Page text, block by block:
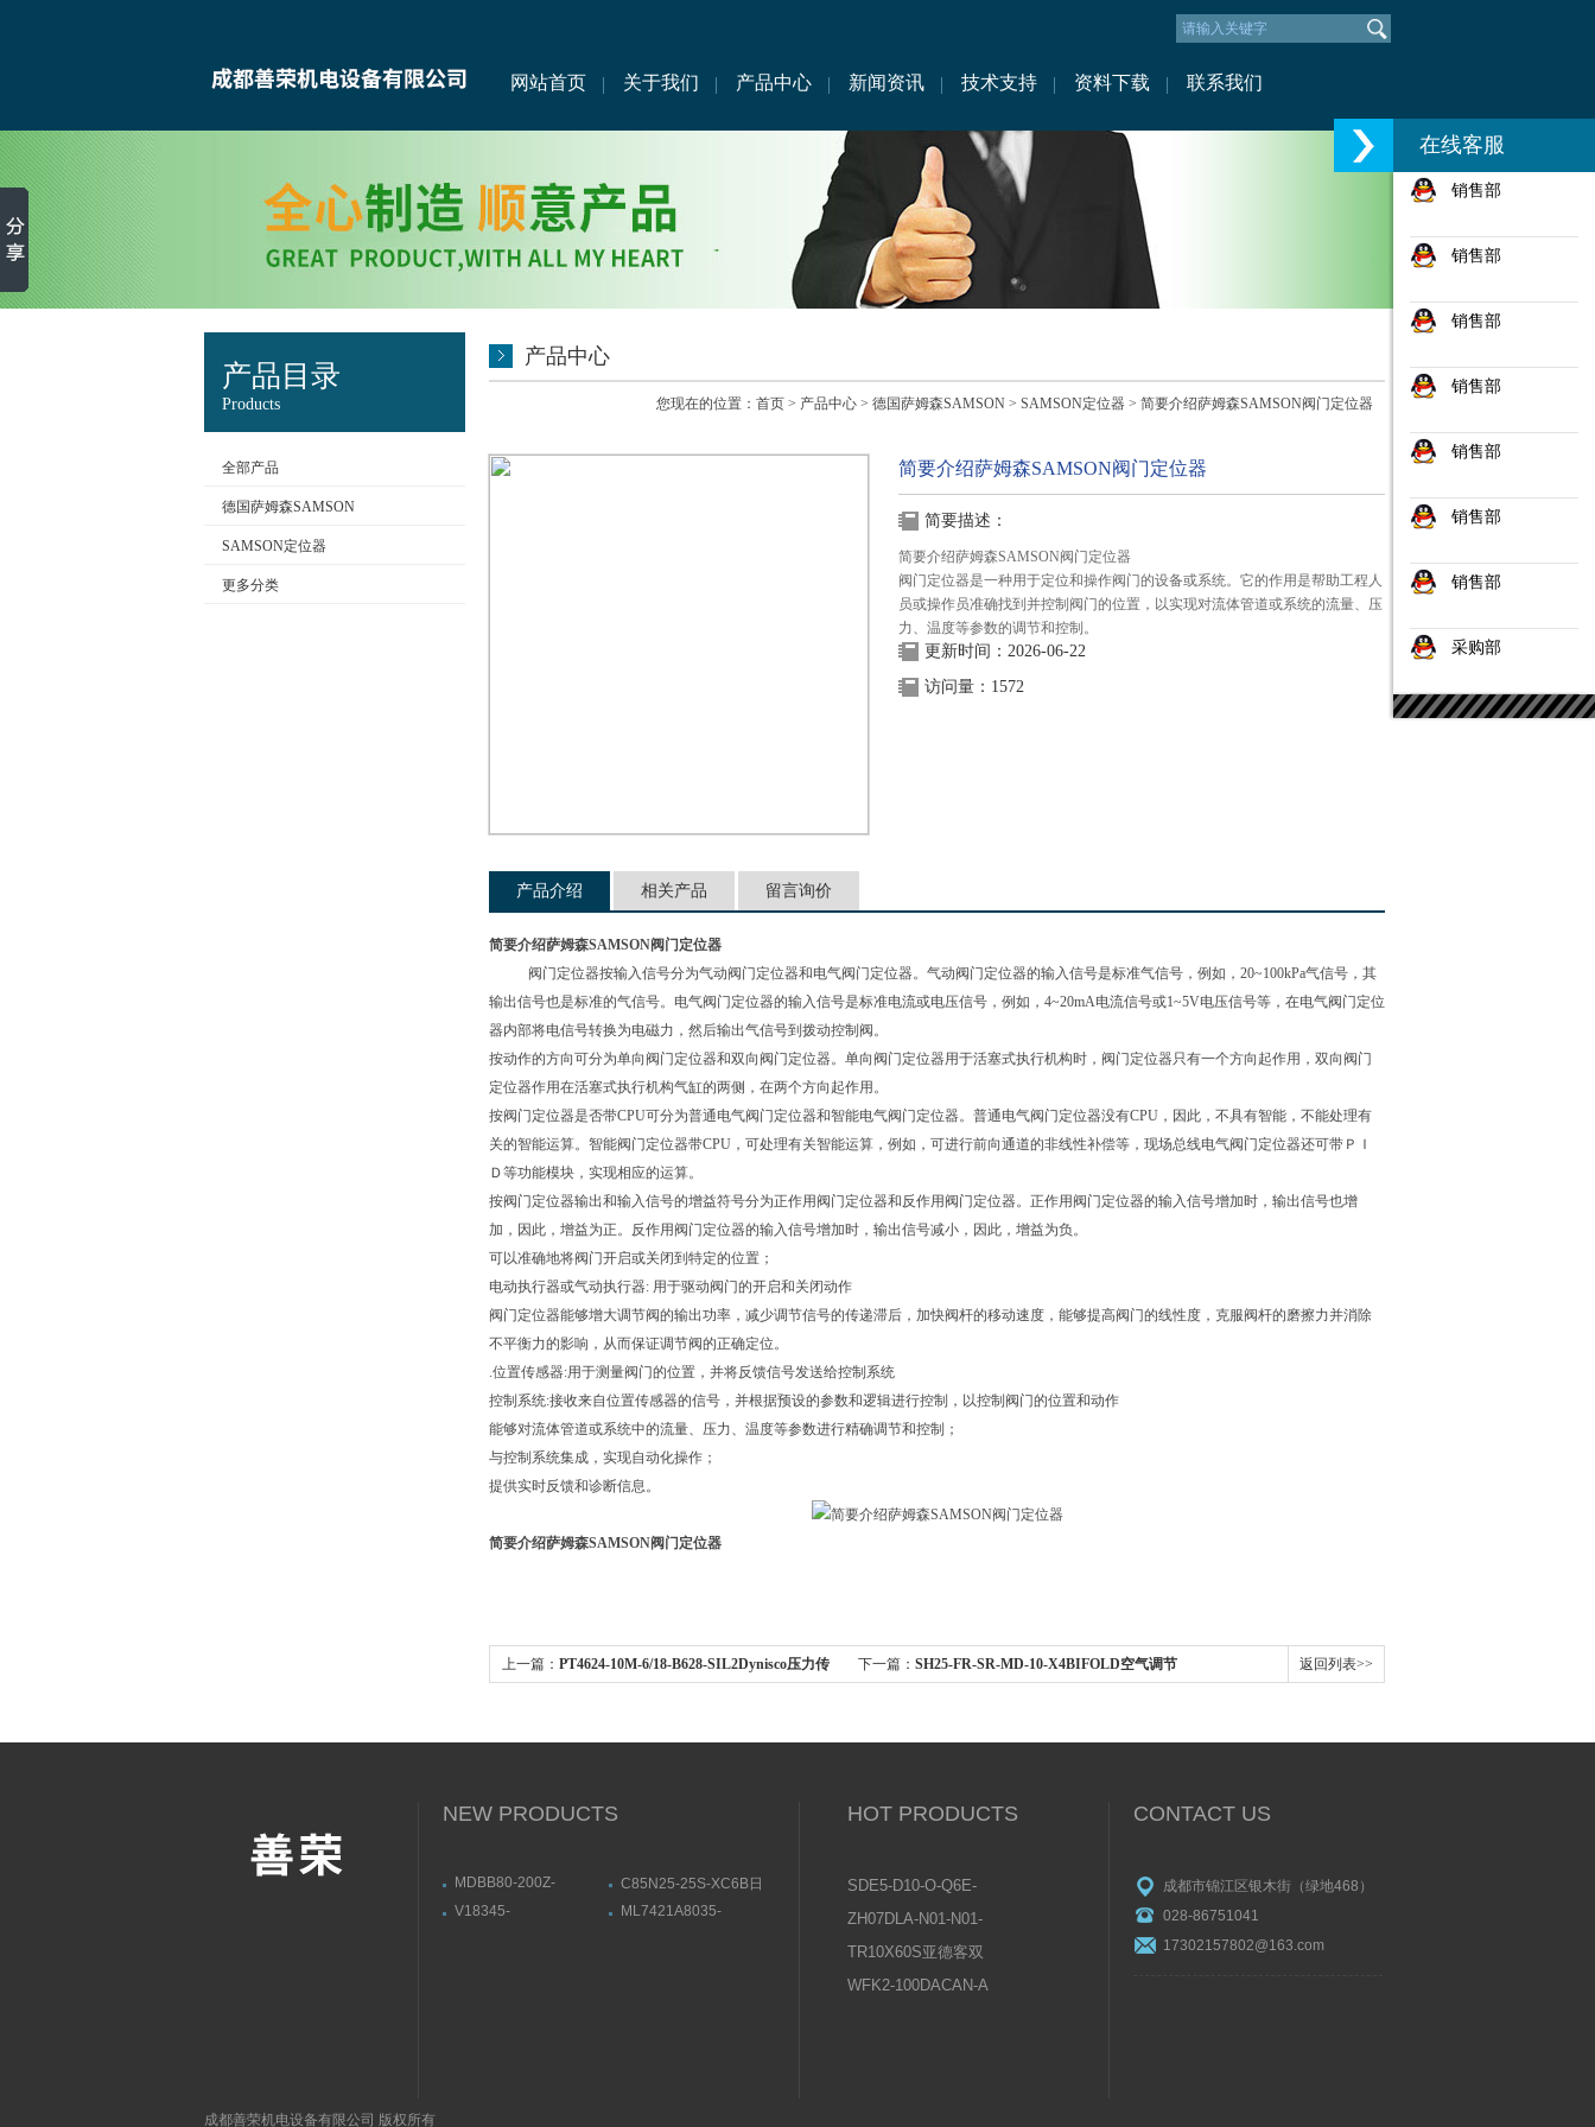
网站首页 关于我们 产品中心 新闻资讯 技术支持 资料下载 联系我们
产品目录
Products
全部产品
德国萨姆森SAMSON
SAMSON定位器
更多分类
产品中心
您现在的位置： 首页 > 产品中心 > 德国萨姆森SAMSON > SAMSON定位器 > 简要介绍萨姆森SAMSON阀门定位器
简要介绍萨姆森SAMSON阀门定位器
简要描述：
简要介绍萨姆森SAMSON阀门定位器
阀门定位器是一种用于定位和操作阀门的设备或系统。它的作用是帮助工程人
员或操作员准确找到并控制阀门的位置，以实现对流体管道或系统的流量、压
力、温度等参数的调节和控制。
更新时间：2026-06-22
访问量：1572
产品介绍 相关产品 留言询价
简要介绍萨姆森SAMSON阀门定位器
阀门定位器按输入信号分为气动阀门定位器和电气阀门定位器。气动阀门定位器的输入信号是标准气信号，例如，20~100kPa气信号，其
输出信号也是标准的气信号。电气阀门定位器的输入信号是标准电流或电压信号，例如，4~20mA电流信号或1~5V电压信号等，在电气阀门定位
器内部将电信号转换为电磁力，然后输出气信号到拨动控制阀。
按动作的方向可分为单向阀门定位器和双向阀门定位器。单向阀门定位器用于活塞式执行机构时，阀门定位器只有一个方向起作用，双向阀门
定位器作用在活塞式执行机构气缸的两侧，在两个方向起作用。
按阀门定位器是否带CPU可分为普通电气阀门定位器和智能电气阀门定位器。普通电气阀门定位器没有CPU，因此，不具有智能，不能处理有
关的智能运算。智能阀门定位器带CPU，可处理有关智能运算，例如，可进行前向通道的非线性补偿等，现场总线电气阀门定位器还可带ＰＩ
Ｄ等功能模块，实现相应的运算。
按阀门定位器输出和输入信号的增益符号分为正作用阀门定位器和反作用阀门定位器。正作用阀门定位器的输入信号增加时，输出信号也增
加，因此，增益为正。反作用阀门定位器的输入信号增加时，输出信号减小，因此，增益为负。
可以准确地将阀门开启或关闭到特定的位置；
电动执行器或气动执行器: 用于驱动阀门的开启和关闭动作
阀门定位器能够增大调节阀的输出功率，减少调节信号的传递滞后，加快阀杆的移动速度，能够提高阀门的线性度，克服阀杆的磨擦力并消除
不平衡力的影响，从而保证调节阀的正确定位。
.位置传感器:用于测量阀门的位置，并将反馈信号发送给控制系统
控制系统:接收来自位置传感器的信号，并根据预设的参数和逻辑进行控制，以控制阀门的位置和动作
能够对流体管道或系统中的流量、压力、温度等参数进行精确调节和控制；
与控制系统集成，实现自动化操作；
提供实时反馈和诊断信息。
简要介绍萨姆森SAMSON阀门定位器
上一篇： PT4624-10M-6/18-B628-SIL2Dynisco压力传 下一篇： SH25-FR-SR-MD-10-X4BIFOLD空气调节 返回列表>>
NEW PRODUCTS
MDBB80-200Z-
本SMC无杆气缸基本款
C85N25-25S-XC6B日
本SMC标准气缸设定安
V18345-
ML7421A8035-
HOT PRODUCTS
SDE5-D10-O-Q6E-
P-KFESTO费斯托压
ZH07DLA-N01-N01-
N01日本SMC真空发
TR10X60S亚德客双
轴气缸常见问题及原
WFK2-100DACAN-A
CONTACT US
成都市锦江区银木街（绿地468）
028-86751041
17302157802@163.com
成都善荣机电设备有限公司 版权所有
在线客服
销售部
销售部
销售部
销售部
销售部
销售部
销售部
采购部